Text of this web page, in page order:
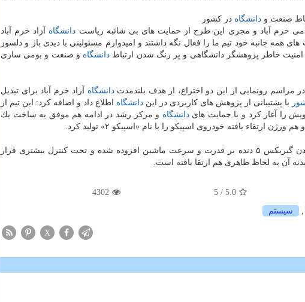
صنعت و دانشگاه در كشور
خرم آباد و مجری این طرح از حمایت های بی شائبه ریاست دانشگاه آزاد خرم آباد
های همه جانبه خود تیم ما را فعال نگه داشتند و امیدوارم مسئولینی با دیدی باز و دلسوز
امنیت خاطر پژوهشگر دانشگاهی و پر رنگ شدن ارتباط دانشگاه و صنعت و بومی سازی
در مراسم رونمایی از این دو اختراع، از هدف بلندمدتدانشگاه آزاد خرم آباد برای تبدیل
با پشتیبانی از پژوهش های كاربردی در این دانشگاه اطلاع داد و اضافه كرد: این تیم از
را آغاز كرد و با حمایت هایدانشگاه و مركز رشد در ادامه هم موفق به ساخت یك
ورژن ارتقاء یافته خودروی اسپیكو را با نام «اسپیكو ۲» تولید كرد.
بر اساس این گزارش، در خودروی جدید اسپیكو با افزودن گیربكس ۵ دنده بر قدرت و سرعت ماشین افزوده شده و تحت كنترل بیشتری قرار
آن به لحاظ ظاهری هم ارتقا یافته است.
5.0
/ 5
4302
سیستم
X